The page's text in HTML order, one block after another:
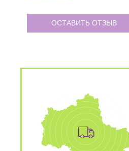
ОСТАВИТЬ ОТЗЫВ